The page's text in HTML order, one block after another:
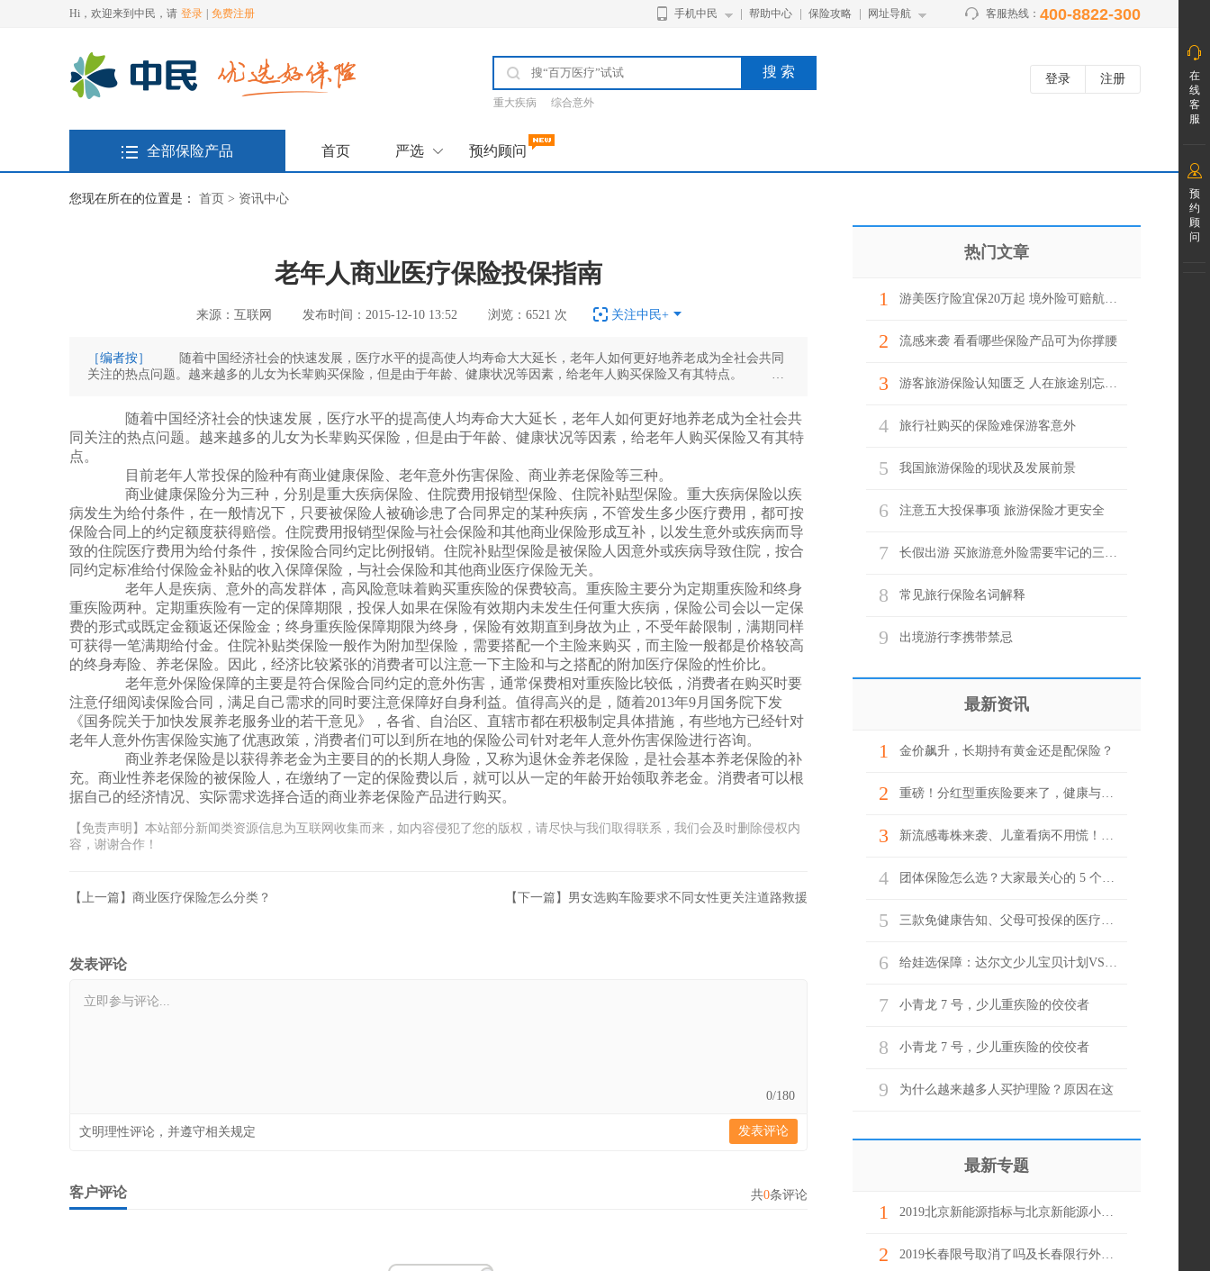
Hi，欢迎来到中民，请 登录 免费注册 手机中民 帮助中心 保险攻略 网址导航 客服热线： 400-8822-300
搜 索
重大疾病 综合意外
登录 注册
全部保险产品 首页 严选 预约顾问
在
线
客
服
预
约
顾
问
您现在所在的位置是： 首页 > 资讯中心
老年人商业医疗保险投保指南
来源：互联网 发布时间：2015-12-10 13:52 浏览：6521 次 关注中民+
［编者按］
随着中国经济社会的快速发展，医疗水平的提高使人均寿命大大延长，老年人如何更好地养老成为全社会共同
关注的热点问题。越来越多的儿女为长辈购买保险，但是由于年龄、健康状况等因素，给老年人购买保险又有其特点。 目
随着中国经济社会的快速发展，医疗水平的提高使人均寿命大大延长，老年人如何更好地养老成为全社会共
同关注的热点问题。越来越多的儿女为长辈购买保险，但是由于年龄、健康状况等因素，给老年人购买保险又有其特
点。
目前老年人常投保的险种有商业健康保险、老年意外伤害保险、商业养老保险等三种。
商业健康保险分为三种，分别是重大疾病保险、住院费用报销型保险、住院补贴型保险。重大疾病保险以疾
病发生为给付条件，在一般情况下，只要被保险人被确诊患了合同界定的某种疾病，不管发生多少医疗费用，都可按
保险合同上的约定额度获得赔偿。住院费用报销型保险与社会保险和其他商业保险形成互补，以发生意外或疾病而导
致的住院医疗费用为给付条件，按保险合同约定比例报销。住院补贴型保险是被保险人因意外或疾病导致住院，按合
同约定标准给付保险金补贴的收入保障保险，与社会保险和其他商业医疗保险无关。
老年人是疾病、意外的高发群体，高风险意味着购买重疾险的保费较高。重疾险主要分为定期重疾险和终身
重疾险两种。定期重疾险有一定的保障期限，投保人如果在保险有效期内未发生任何重大疾病，保险公司会以一定保
费的形式或既定金额返还保险金；终身重疾险保障期限为终身，保险有效期直到身故为止，不受年龄限制，满期同样
可获得一笔满期给付金。住院补贴类保险一般作为附加型保险，需要搭配一个主险来购买，而主险一般都是价格较高
的终身寿险、养老保险。因此，经济比较紧张的消费者可以注意一下主险和与之搭配的附加医疗保险的性价比。
老年意外保险保障的主要是符合保险合同约定的意外伤害，通常保费相对重疾险比较低，消费者在购买时要
注意仔细阅读保险合同，满足自己需求的同时要注意保障好自身利益。值得高兴的是，随着2013年9月国务院下发
《国务院关于加快发展养老服务业的若干意见》，各省、自治区、直辖市都在积极制定具体措施，有些地方已经针对
老年人意外伤害保险实施了优惠政策，消费者们可以到所在地的保险公司针对老年人意外伤害保险进行咨询。
商业养老保险是以获得养老金为主要目的的长期人身险，又称为退休金养老保险，是社会基本养老保险的补
充。商业性养老保险的被保险人，在缴纳了一定的保险费以后，就可以从一定的年龄开始领取养老金。消费者可以根
据自己的经济情况、实际需求选择合适的商业养老保险产品进行购买。
【免责声明】本站部分新闻类资源信息为互联网收集而来，如内容侵犯了您的版权，请尽快与我们取得联系，我们会及时删除侵权内
容，谢谢合作！
【下一篇】男女选购车险要求不同女性更关注道路救援
【上一篇】商业医疗保险怎么分类？
发表评论
0/180
文明理性评论，并遵守相关规定 发表评论
共0条评论
客户评论
热门文章
1 游美医疗险宜保20万起 境外险可赔航班延误
2 流感来袭 看看哪些保险产品可为你撑腰
3 游客旅游保险认知匮乏 人在旅途别忘上“保险”
4 旅行社购买的保险难保游客意外
5 我国旅游保险的现状及发展前景
6 注意五大投保事项 旅游保险才更安全
7 长假出游 买旅游意外险需要牢记的三个关键词
8 常见旅行保险名词解释
9 出境游行李携带禁忌
最新资讯
1 金价飙升，长期持有黄金还是配保险？
2 重磅！分红型重疾险要来了，健康与财富一举两得？
3 新流感毒株来袭、儿童看病不用慌！门急诊就医它来兜底
4 团体保险怎么选？大家最关心的 5 个问题，一次说清！
5 三款免健康告知、父母可投保的医疗险，哪款更适合？
6 给娃选保障：达尔文少儿宝贝计划VS君龙小青龙7号，谁更值得选？
7 小青龙 7 号，少儿重疾险的佼佼者
8 小青龙 7 号，少儿重疾险的佼佼者
9 为什么越来越多人买护理险？原因在这
最新专题
1 2019北京新能源指标与北京新能源小客车目录
2 2019长春限号取消了吗及长春限行外地车牌